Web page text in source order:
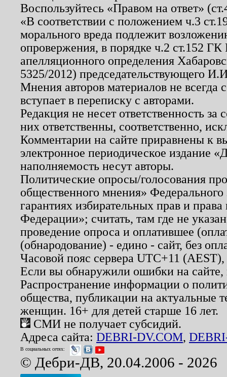
Воспользуйтесь «Правом на ответ»
«В соответствии с положением ч.3
морального вреда подлежит
опровержения, в порядке ч.2 ст.152
апелляционного определения
5325/2012) председательствующего
Мнения авторов материалов не
вступает в переписку с авторами.
Редакция не несет ответственность
них ответственны, соответственно,
Комментарии на сайте приравнены к
электронное периодическое издание
наполняемость несут авторы.
Политические опросы/голосования
общественного мнения»
гарантиях избирательных прав и
Федерации»; считать, там где не
проведение опроса и оплатившее
(обнародование) - едино - сайт, без
Часовой пояс сервера UTC+11
Если вы обнаружили ошибки на
Распространение информации о
общества, публикации на актуальные
женщин. 16+ для детей старше 16 лет.
СМИ не получает субсидий.
Адреса сайта: DEBRI-DV.COM,
В социальных сетях:
© Дебри-ДВ, 20.04.2006 - 2026